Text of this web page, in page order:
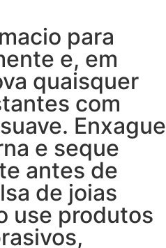
para
e, em
quaisquer
com
Enxague
e seque
antes de
de joias
use produtos